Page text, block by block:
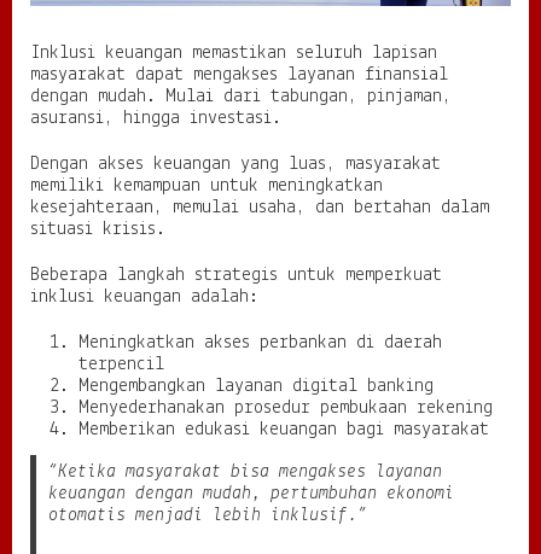
Inklusi keuangan memastikan seluruh lapisan
masyarakat dapat mengakses layanan finansial
dengan mudah. Mulai dari tabungan, pinjaman,
asuransi, hingga investasi.
Dengan akses keuangan yang luas, masyarakat
memiliki kemampuan untuk meningkatkan
kesejahteraan, memulai usaha, dan bertahan dalam
situasi krisis.
Beberapa langkah strategis untuk memperkuat
inklusi keuangan adalah:
Meningkatkan akses perbankan di daerah
terpencil
Mengembangkan layanan digital banking
Menyederhanakan prosedur pembukaan rekening
Memberikan edukasi keuangan bagi masyarakat
“Ketika masyarakat bisa mengakses layanan
keuangan dengan mudah, pertumbuhan ekonomi
otomatis menjadi lebih inklusif.”